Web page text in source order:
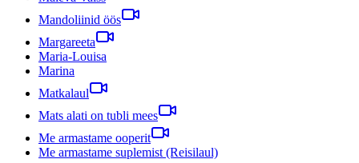
Mandoliinid öös
Margareeta
Maria-Louisa
Marina
Matkalaul
Mats alati on tubli mees
Me armastame ooperit
Me armastame suplemist (Reisilaul)